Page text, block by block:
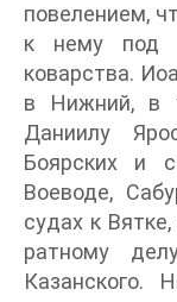
повелением,
к нему под
коварства.
в Нижний, в
Даниилу
Боярских и
Воеводе,
судах к
ратному
Казанского.